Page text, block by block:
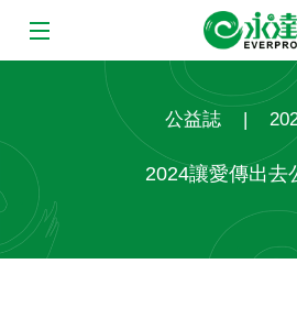
MDRT
公益誌 |
2024讓愛傳出去